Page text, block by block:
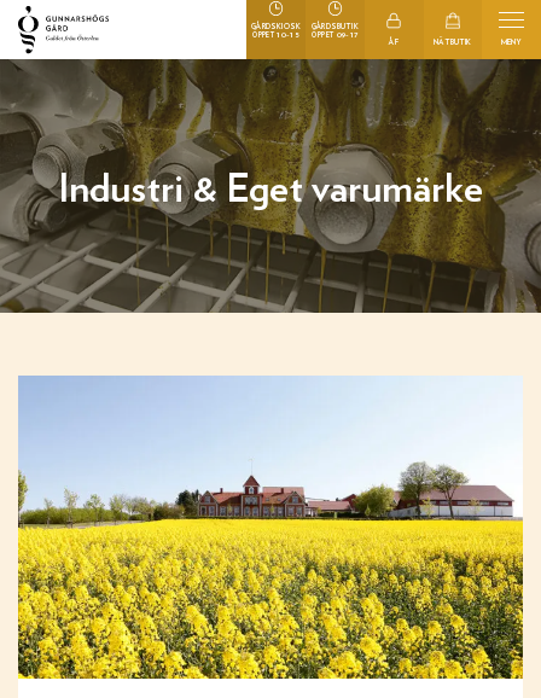
MENY
NÄTBUTIK
ÅF
GÅRDSBUTIK
ÖPPET 09-17
GÅRDSKIOSK
ÖPPET 10-15
Industri & Eget varumärke